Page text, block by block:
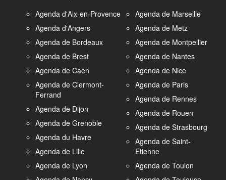
Agenda d'Aix-en-Provence
Agenda d'Angers
Agenda de Bordeaux
Agenda de Brest
Agenda de Caen
Agenda de Clermont-
Ferrand
Agenda de Dijon
Agenda de Grenoble
Agenda du Havre
Agenda de Lille
Agenda de Lyon
Agenda de Marseille
Agenda de Metz
Agenda de Montpellier
Agenda de Nantes
Agenda de Nice
Agenda de Paris
Agenda de Rennes
Agenda de Rouen
Agenda de Strasbourg
Agenda de Saint-
Etienne
Agenda de Toulon